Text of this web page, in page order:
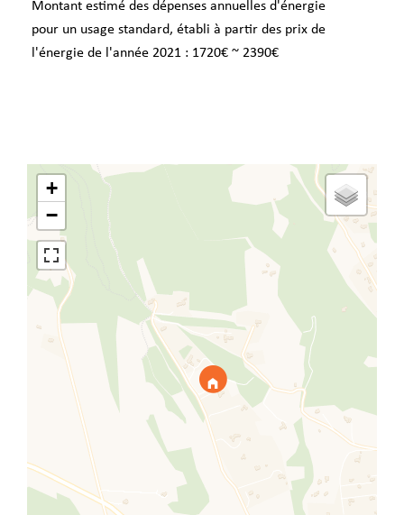
Montant estimé des dépenses annuelles d'énergie
pour un usage standard, établi à partir des prix de
l'énergie de l'année 2021 : 1720€ ~ 2390€
+
−